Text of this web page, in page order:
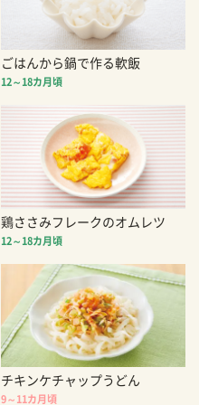
ごはんから鍋で作る軟飯
12～18カ月頃
鶏ささみフレークのオムレツ
12～18カ月頃
チキンケチャップうどん
9～11カ月頃